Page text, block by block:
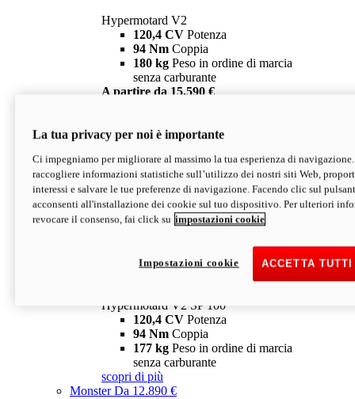
Hypermotard V2
120,4 CV Potenza
94 Nm Coppia
180 kg Peso in ordine di marcia
senza carburante
A partire da 15.590 €
V2 SP
Hypermotard V2 SP
120,4 CVPotenza
94 NmCoppia
177 kgPeso in ordine di marcia
senza carburante
Depotenziata 35 kW: 18.890 € i
configura scopri di più
Hypermotard V2 SP 100
120,4 CV Potenza
94 Nm Coppia
177 kg Peso in ordine di marcia
senza carburante
scopri di più
MonsterDa 12.890 €
La tua privacy per noi è importante
Ci impegniamo per migliorare al massimo la tua esperienza di
raccogliere informazioni statistiche sull’utilizzo dei nostri siti Web,
interessi e salvare le tue preferenze di navigazione. Facendo clic sul
acconsenti all'installazione dei cookie sul tuo dispositivo. Per ulteriori
revocare il consenso, fai click su impostazioni cookie
ACCETTA
Impostazioni cookie